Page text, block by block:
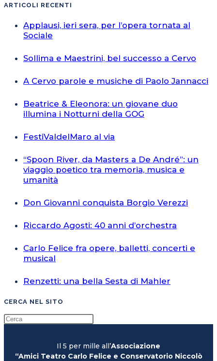
ARTICOLI RECENTI
Applausi, ieri sera, per l’opera tornata al
Sociale
Sollima e Maestrini, bel successo a Cervo
A Cervo parole e musiche di Paolo Jannacci
Beatrice & Eleonora: un giovane duo
illumina i Notturni della GOG
FestiValdelMaro al via
“Spoon River, da Masters a De André”: un
viaggio poetico tra memoria, musica e
umanità
Don Giovanni conquista Borgio Verezzi
Riccardo Agosti: 40 anni d’orchestra
Carlo Felice fra opere, balletti, concerti e
musical
Renzetti: una bella Sesta di Mahler
CERCA NEL SITO
Il 5 per mille all’Associazione
“Amici Teatro Carlo Felice e Conservatorio Niccolò